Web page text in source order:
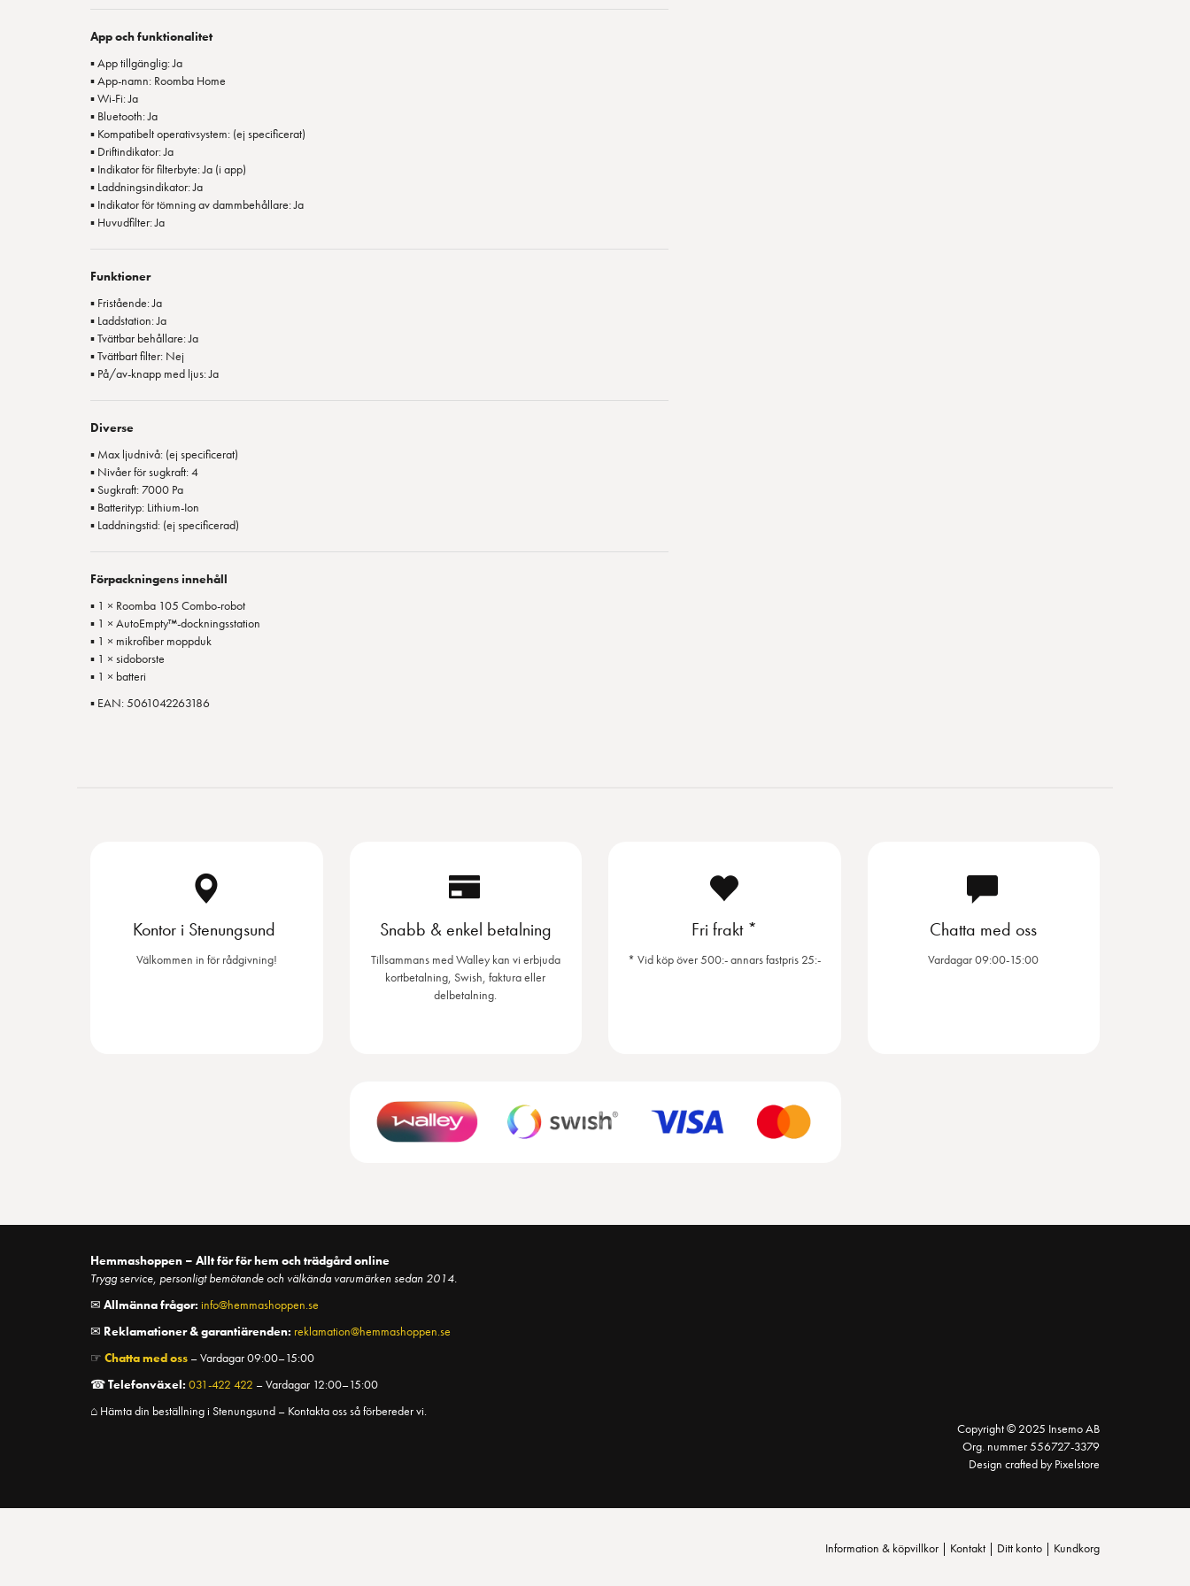
App och funktionalitet
▪ App tillgänglig: Ja
▪ App-namn: Roomba Home
▪ Wi-Fi: Ja
▪ Bluetooth: Ja
▪ Kompatibelt operativsystem: (ej specificerat)
▪ Driftindikator: Ja
▪ Indikator för filterbyte: Ja (i app)
▪ Laddningsindikator: Ja
▪ Indikator för tömning av dammbehållare: Ja
▪ Huvudfilter: Ja
Funktioner
▪ Fristående: Ja
▪ Laddstation: Ja
▪ Tvättbar behållare: Ja
▪ Tvättbart filter: Nej
▪ På/av-knapp med ljus: Ja
Diverse
▪ Max ljudnivå: (ej specificerat)
▪ Nivåer för sugkraft: 4
▪ Sugkraft: 7000 Pa
▪ Batterityp: Lithium-Ion
▪ Laddningstid: (ej specificerad)
Förpackningens innehåll
▪ 1 × Roomba 105 Combo-robot
▪ 1 × AutoEmpty™-dockningsstation
▪ 1 × mikrofiber moppduk
▪ 1 × sidoborste
▪ 1 × batteri
▪ EAN: 5061042263186
Kontor i Stenungsund
Välkommen in för rådgivning!
Snabb & enkel betalning
Tillsammans med Walley kan vi erbjuda
kortbetalning, Swish, faktura eller
delbetalning.
Fri frakt *
* Vid köp över 500:- annars fastpris 25:-
Chatta med oss
Vardagar 09:00-15:00
Hemmashoppen – Allt för för hem och trädgård online
Trygg service, personligt bemötande och välkända varumärken sedan 2014.
✉ Allmänna frågor: info@hemmashoppen.se
✉ Reklamationer & garantiärenden: reklamation@hemmashoppen.se
☞ Chatta med oss – Vardagar 09:00–15:00
☎Telefonväxel: 031-422 422 – Vardagar 12:00–15:00
⌂ Hämta din beställning i Stenungsund – Kontakta oss så förbereder vi.
Copyright © 2025 Insemo AB
Org. nummer 556727-3379
Design crafted by Pixelstore
Information & köpvillkor | Kontakt | Ditt konto | Kundkorg